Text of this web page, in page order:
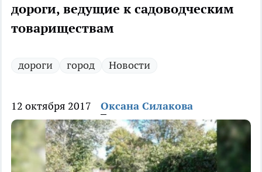
дороги, ведущие к садоводческим
товариществам
дороги город Новости
12 октября 2017 Оксана Силакова